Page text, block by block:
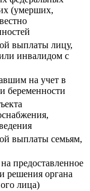
(умерших,
выплаты лицу,
инвалидом с
на учет в
беременности
выплаты семьям,
предоставленное
решения органа
лица)